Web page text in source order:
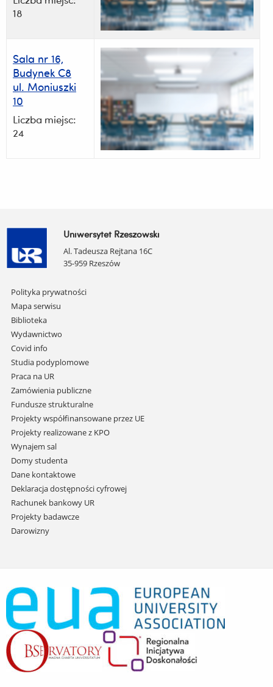
18
Sala nr 16,
Budynek C8
ul. Moniuszki
10
Liczba miejsc:
24
Uniwersytet Rzeszowski
Al. Tadeusza Rejtana 16C
35-959 Rzeszów
Pomiń
nawigację
i
przejdź
do
treści
Polityka prywatności
Mapa serwisu
Biblioteka
Wydawnictwo
Covid info
Studia podyplomowe
Praca na UR
Zamówienia publiczne
Fundusze strukturalne
Projekty współfinansowane przez UE
Projekty realizowane z KPO
Wynajem sal
Domy studenta
Dane kontaktowe
Deklaracja dostępności cyfrowej
Rachunek bankowy UR
Projekty badawcze
Darowizny